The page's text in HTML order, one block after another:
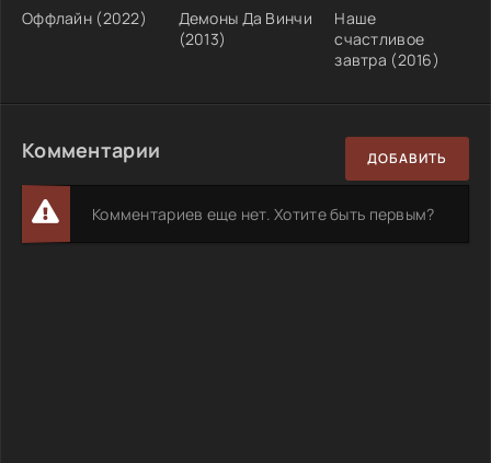
Оффлайн (2022)
Демоны Да Винчи
(2013)
Наше
счастливое
завтра (2016)
Комментарии ДОБАВИТЬ
Комментариев еще нет. Хотите быть первым?